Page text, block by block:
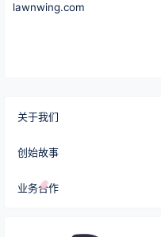
lawnwing.com
关于我们
创始故事
业务合作